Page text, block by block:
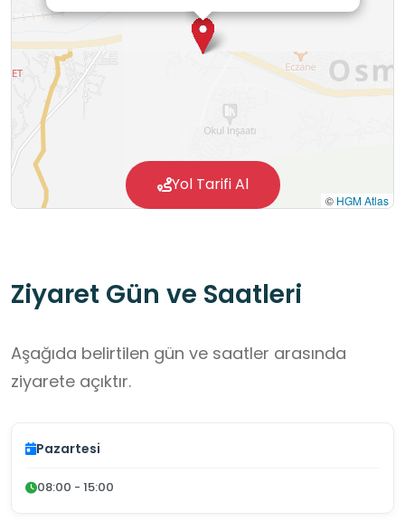
© HGM Atlas
Yol Tarifi Al
Ziyaret Gün ve Saatleri
Aşağıda belirtilen gün ve saatler arasında
ziyarete açıktır.
Pazartesi
08:00 - 15:00